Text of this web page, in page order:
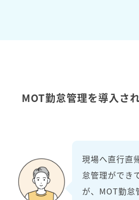
MOT勤怠管理を導入さ
現場へ直行直
怠管理ができ
が、MOT勤怠